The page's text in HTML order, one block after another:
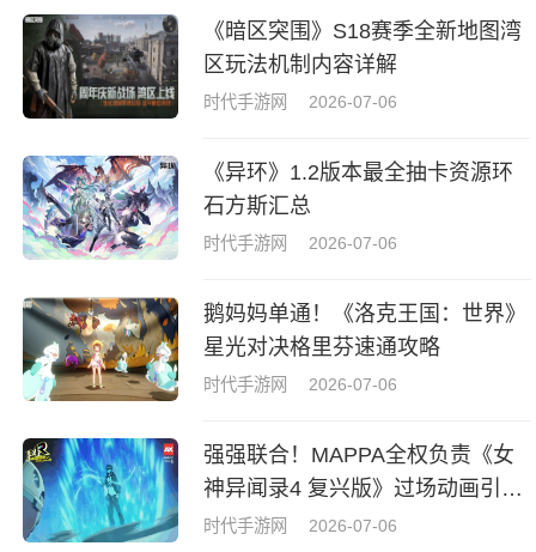
《暗区突围》S18赛季全新地图湾
区玩法机制内容详解
时代手游网 2026-07-06
《异环》1.2版本最全抽卡资源环
石方斯汇总
时代手游网 2026-07-06
鹅妈妈单通！《洛克王国：世界》
星光对决格里芬速通攻略
时代手游网 2026-07-06
强强联合！MAPPA全权负责《女
神异闻录4 复兴版》过场动画引热
议
时代手游网 2026-07-06